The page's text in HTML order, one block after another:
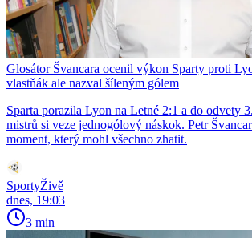
Glosátor Švancara ocenil výkon Sparty proti
vlastňák ale nazval šíleným gólem
Sparta porazila Lyon na Letné 2:1 a do odvety
mistrů si veze jednogólový náskok. Petr
moment, který mohl všechno zhatit.
SportyŽivě
dnes, 19:03
3 min